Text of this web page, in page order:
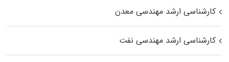
کارشناسی ارشد مهندسی معدن
کارشناسی ارشد مهندسی نفت